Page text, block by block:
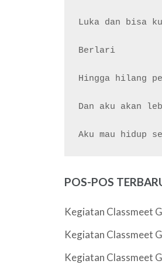
Luka dan bisa
Berlari
Hingga hilang
Dan aku akan
POS-POS
Kegiatan Classmeet
Kegiatan Classmeet
Kegiatan Classmeet